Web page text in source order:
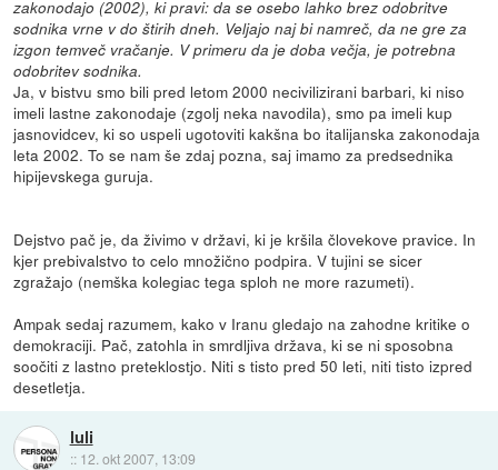
zakonodajo (2002), ki pravi: da se osebo lahko brez odobritve
sodnika vrne v do štirih dneh. Veljajo naj bi namreč, da ne gre za
izgon temveč vračanje. V primeru da je doba večja, je potrebna
odobritev sodnika.
Ja, v bistvu smo bili pred letom 2000 necivilizirani barbari, ki niso
imeli lastne zakonodaje (zgolj neka navodila), smo pa imeli kup
jasnovidcev, ki so uspeli ugotoviti kakšna bo italijanska zakonodaja
leta 2002. To se nam še zdaj pozna, saj imamo za predsednika
hipijevskega guruja.
Dejstvo pač je, da živimo v državi, ki je kršila človekove pravice. In
kjer prebivalstvo to celo množično podpira. V tujini se sicer
zgražajo (nemška kolegiac tega sploh ne more razumeti).
Ampak sedaj razumem, kako v Iranu gledajo na zahodne kritike o
demokraciji. Pač, zatohla in smrdljiva država, ki se ni sposobna
soočiti z lastno preteklostjo. Niti s tisto pred 50 leti, niti tisto izpred
desetletja.
luli
:: 12. okt 2007, 13:09